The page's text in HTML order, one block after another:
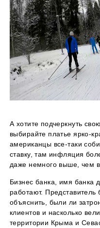
А хотите подчеркнуть
выбирайте платье ярко-
американцы все-таки
ставку, там инфляция
даже немного выше, чем в
Бизнес банка, имя банка
работают.
объяснить, были ли
клиентов и насколько
территории Крыма и